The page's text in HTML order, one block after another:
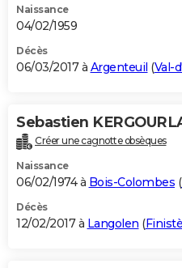
Naissance
04/02/1959
Décès
06/03/2017 à Argenteuil (Val-
Sebastien
Créer une cagnotte obsèques
Naissance
06/02/1974 à Bois-Colombes (
Décès
12/02/2017 à Langolen (